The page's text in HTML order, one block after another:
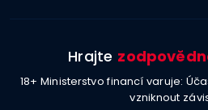
Hrajte
18+ Ministerstvo financí varuje:
vzniknout